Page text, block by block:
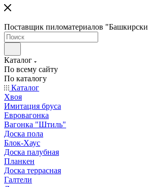
Поставщик пиломатериалов
Каталог
По всему сайту
По каталогу
Каталог
Хвоя
Имитация бруса
Евровагонка
Вагонка "Штиль"
Доска пола
Блок-Хаус
Доска палубная
Планкен
Доска террасная
Галтели